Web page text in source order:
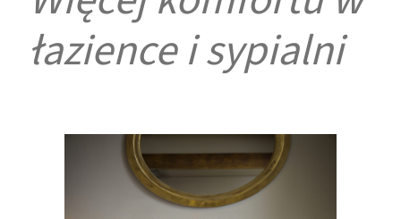
łazience i sypialni